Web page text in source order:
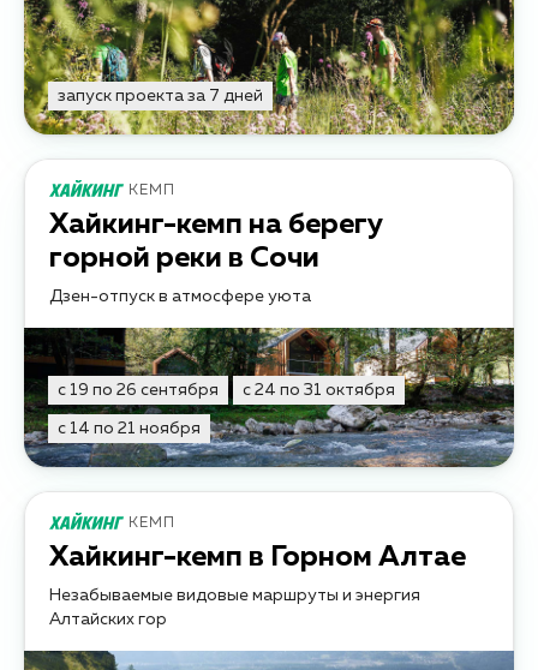
запуск проекта за 7 дней
КЕМП
Хайкинг-кемп на берегу
горной реки в Сочи
Дзен-отпуск в атмосфере уюта
с 19 по 26 сентября с 24 по 31 октября
с 14 по 21 ноября
КЕМП
Хайкинг-кемп в Горном Алтае
Незабываемые видовые маршруты и энергия
Алтайских гор